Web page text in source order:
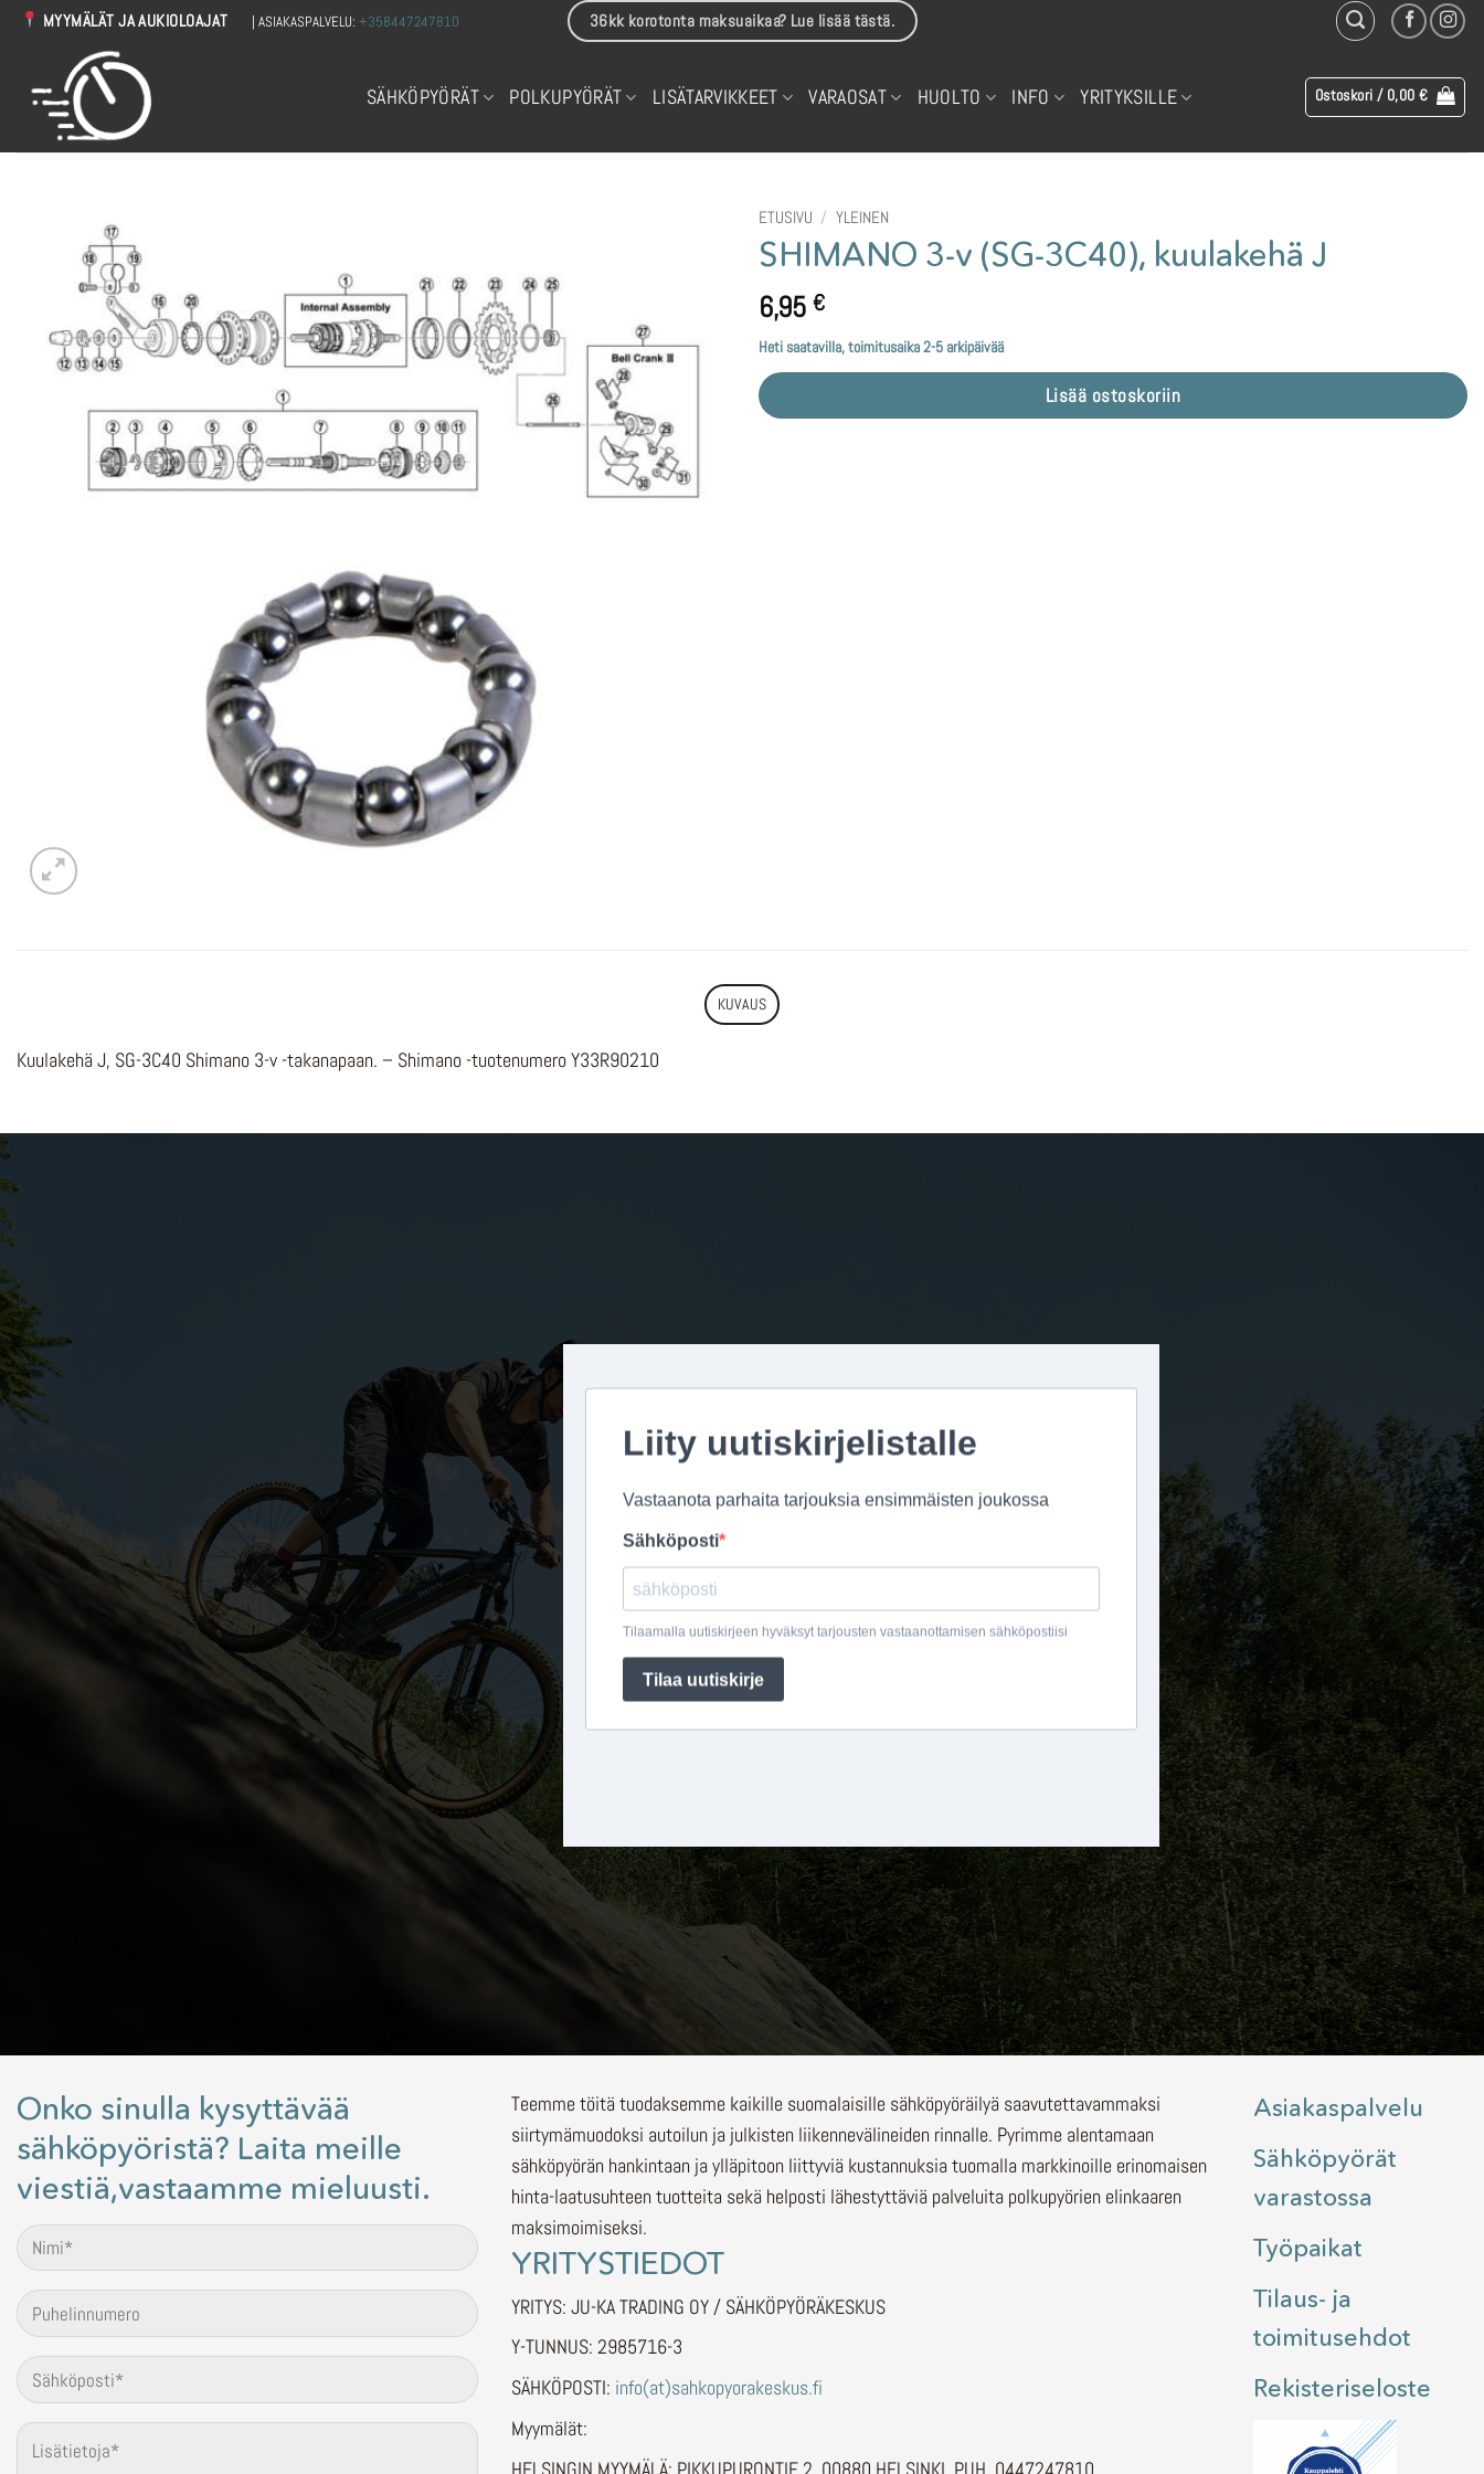
Skip
MYYMÄLÄT JA AUKIOLOAJAT | ASIAKASPALVELU:+358447247810 36kk korotonta maksuaikaa? Lue lisää tästä.
SÄHKÖPYÖRÄT POLKUPYÖRÄT LISÄTARVIKKEET VARAOSAT HUOLTO INFO YRITYKSILLE Ostoskori / 0,00 €
ETUSIVU / YLEINEN
SHIMANO 3-v (SG-3C40), kuulakehä J
6,95 €
Heti saatavilla, toimitusaika 2-5 arkipäivää
Lisää ostoskoriin
KUVAUS
Kuulakehä J, SG-3C40 Shimano 3-v -takanapaan. – Shimano -tuotenumero Y33R90210
Onko sinulla kysyttävää
sähköpyöristä? Laita meille
viestiä,vastaamme mieluusti.
Teemme töitä tuodaksemme kaikille suomalaisille sähköpyöräilyä saavutettavammaksi
siirtymämuodoksi autoilun ja julkisten liikennevälineiden rinnalle. Pyrimme alentamaan
sähköpyörän hankintaan ja ylläpitoon liittyviä kustannuksia tuomalla markkinoille erinomaisen
hinta-laatusuhteen tuotteita sekä helposti lähestyttäviä palveluita polkupyörien elinkaaren
maksimoimiseksi.
YRITYSTIEDOT
YRITYS: JU-KA TRADING OY / SÄHKÖPYÖRÄKESKUS
Y-TUNNUS: 2985716-3
SÄHKÖPOSTI: info(at)sahkopyorakeskus.fi
Myymälät:
Asiakaspalvelu
Sähköpyörät
varastossa
Työpaikat
Tilaus- ja
toimitusehdot
Rekisteriseloste